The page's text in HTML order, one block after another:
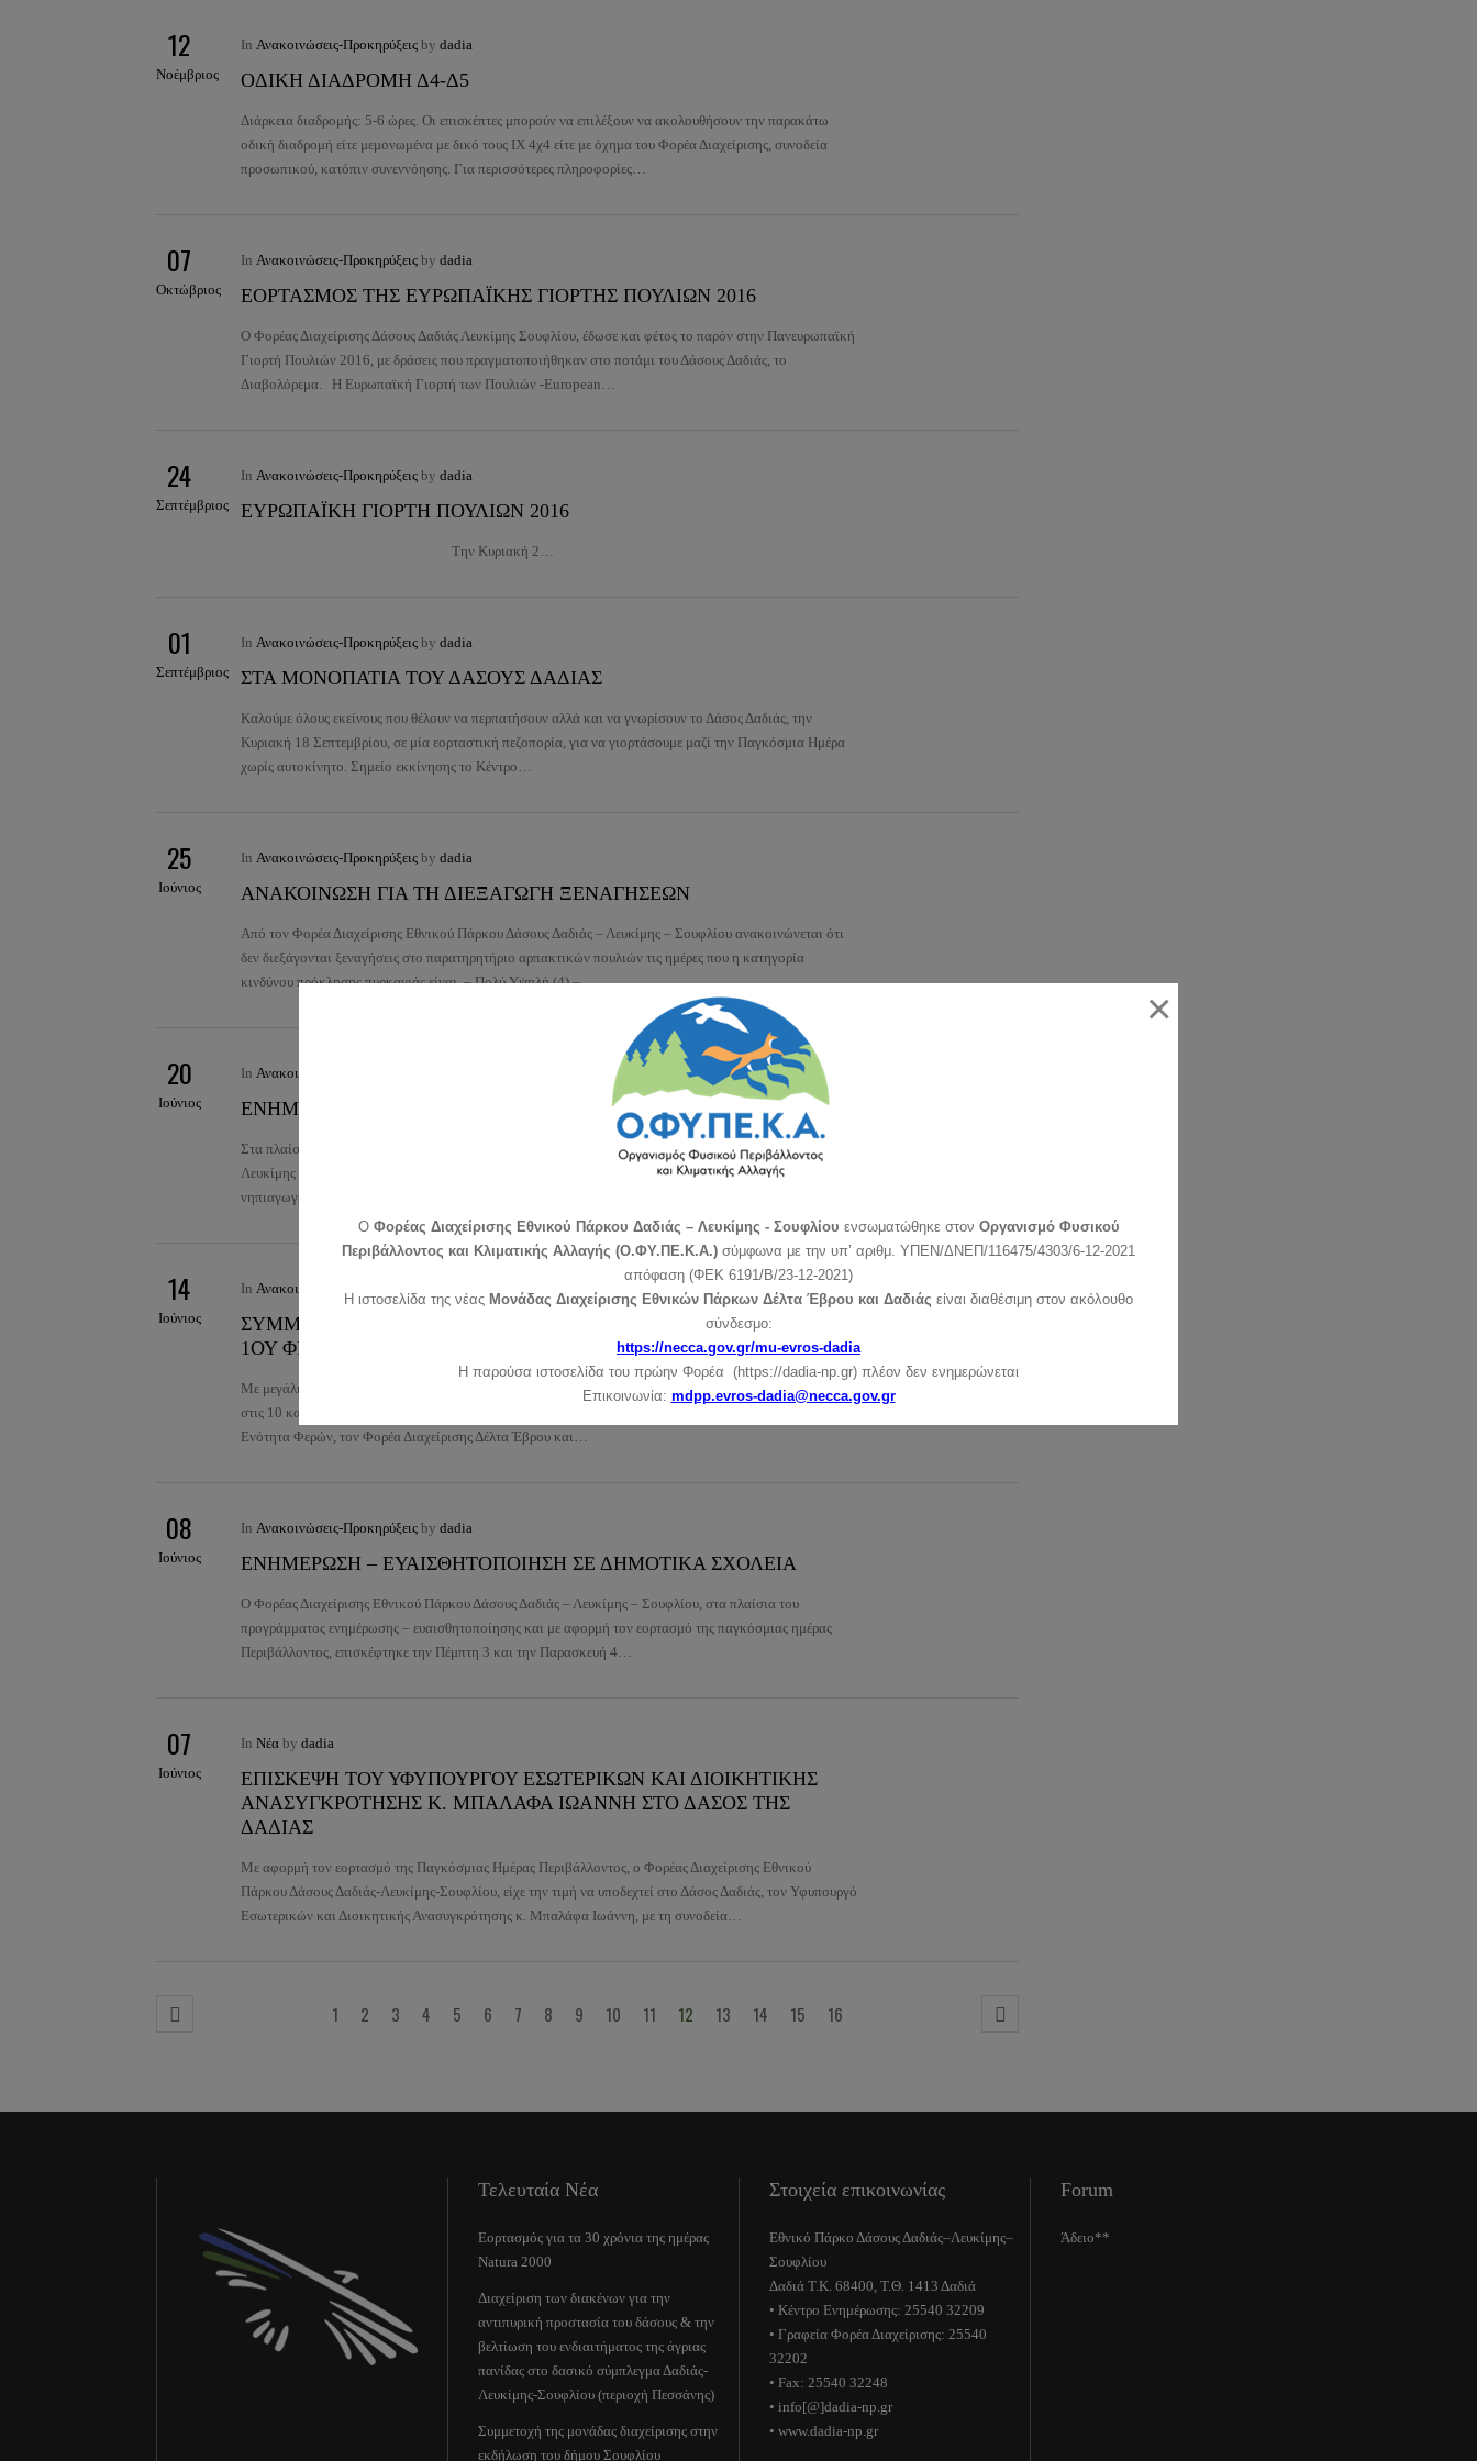
12
Νοέμβριος
InΑνακοινώσεις-Προκηρύξεις bydadia
ΟΔΙΚΗ ΔΙΑΔΡΟΜΗ Δ4-Δ5
Διάρκεια διαδρομής: 5-6 ώρες. Οι επισκέπτες μπορούν να επιλέξουν να ακολουθήσουν την παρακάτω
οδική διαδρομή είτε μεμονωμένα με δικό τους ΙΧ 4χ4 είτε με όχημα του Φορέα Διαχείρισης, συνοδεία
προσωπικού, κατόπιν συνεννόησης. Για περισσότερες πληροφορίες…
07
Οκτώβριος
InΑνακοινώσεις-Προκηρύξεις bydadia
ΕΟΡΤΑΣΜΟΣ ΤΗΣ ΕΥΡΩΠΑΪΚΗΣ ΓΙΟΡΤΗΣ ΠΟΥΛΙΩΝ 2016
Ο Φορέας Διαχείρισης Δάσους Δαδιάς Λευκίμης Σουφλίου, έδωσε και φέτος το παρόν στην Πανευρωπαϊκή
Γιορτή Πουλιών 2016, με δράσεις που πραγματοποιήθηκαν στο ποτάμι του Δάσους Δαδιάς, το
Διαβολόρεμα. Η Ευρωπαϊκή Γιορτή των Πουλιών -European…
24
Σεπτέμβριος
InΑνακοινώσεις-Προκηρύξεις bydadia
ΕΥΡΩΠΑΪΚΗ ΓΙΟΡΤΗ ΠΟΥΛΙΩΝ 2016
Την Κυριακή 2…
01
Σεπτέμβριος
InΑνακοινώσεις-Προκηρύξεις bydadia
ΣΤΑ ΜΟΝΟΠΑΤΙΑ ΤΟΥ ΔΑΣΟΥΣ ΔΑΔΙΑΣ
Καλούμε όλους εκείνους που θέλουν να περπατήσουν αλλά και να γνωρίσουν το Δάσος Δαδιάς, την
Κυριακή 18 Σεπτεμβρίου, σε μία εορταστική πεζοπορία, για να γιορτάσουμε μαζί την Παγκόσμια Ημέρα
χωρίς αυτοκίνητο. Σημείο εκκίνησης το Κέντρο…
25
Ιούνιος
InΑνακοινώσεις-Προκηρύξεις bydadia
ΑΝΑΚΟΙΝΩΣΗ ΓΙΑ ΤΗ ΔΙΕΞΑΓΩΓΗ ΞΕΝΑΓΗΣΕΩΝ
Από τον Φορέα Διαχείρισης Εθνικού Πάρκου Δάσους Δαδιάς – Λευκίμης – Σουφλίου ανακοινώνεται ότι
δεν διεξάγονται ξεναγήσεις στο παρατηρητήριο αρπακτικών πουλιών τις ημέρες που η κατηγορία
κινδύνου πρόκλησης πυρκαγιάς είναι – Πολύ Υψηλή (4) –…
20
Ιούνιος
InΑνακοινώσεις-Προκηρύξεις
ΕΝΗΜΕΡΩΣΗ – ΕΥΑΙΣΘΗΤΟΠΟΙΗΣΗ ΣΕ ΣΧΟΛΙΚΕΣ ΜΟΝΑΔΕΣ
Στα πλαίσια των επισκέψεων που πραγματοποιεί ο Φορέας Διαχείρισης Εθνικού Πάρκου Δάσους Δαδιάς
Λευκίμης Σουφλίου σε σχολικές μονάδες της περιοχής, την Δευτέρα 13/6/2016 επισκέφτηκε το 20ο
νηπιαγωγείο Αλεξανδρούπολης όπου και υλοποίησε περιβαλλοντικό εκπαιδευτικό πρόγραμμα σχετικό…
14
Ιούνιος
InΑνακοινώσεις-Προκηρύξεις
ΣΥΜΜΕΤΟΧΗ ΤΟΥ ΦΟΡΕΑ ΔΙΑΧΕΙΡΙΣΗΣ ΣΤΙΣ ΕΚΔΗΛΩΣΕΙΣ ΤΟΥ
1ΟΥ ΦΕΣΤΙΒΑΛ ΠΕΛΑΡΓΩΝ
Με μεγάλη επιτυχία ολοκληρώθηκαν οι εκδηλώσεις του 1ου Φεστιβάλ Πελαργών που πραγματοποιήθηκε
στις 10 και 11 Ιουνίου στον Πόρο Έβρου και διοργανώθηκε από τον Δήμο Αλεξανδρούπολης, Δημοτική
Ενότητα Φερών, τον Φορέα Διαχείρισης Δέλτα Έβρου και…
08
Ιούνιος
InΑνακοινώσεις-Προκηρύξεις bydadia
ΕΝΗΜΕΡΩΣΗ – ΕΥΑΙΣΘΗΤΟΠΟΙΗΣΗ ΣΕ ΔΗΜΟΤΙΚΑ ΣΧΟΛΕΙΑ
Ο Φορέας Διαχείρισης Εθνικού Πάρκου Δάσους Δαδιάς – Λευκίμης – Σουφλίου, στα πλαίσια του
προγράμματος ενημέρωσης – ευαισθητοποίησης και με αφορμή τον εορτασμό της παγκόσμιας ημέρας
Περιβάλλοντος, επισκέφτηκε την Πέμπτη 3 και την Παρασκευή 4…
07
Ιούνιος
InΝέα bydadia
ΕΠΙΣΚΕΨΗ ΤΟΥ ΥΦΥΠΟΥΡΓΟΥ ΕΣΩΤΕΡΙΚΩΝ ΚΑΙ ΔΙΟΙΚΗΤΙΚΗΣ
ΑΝΑΣΥΓΚΡΟΤΗΣΗΣ Κ. ΜΠΑΛΑΦΑ ΙΩΑΝΝΗ ΣΤΟ ΔΑΣΟΣ ΤΗΣ
ΔΑΔΙΑΣ
Με αφορμή τον εορτασμό της Παγκόσμιας Ημέρας Περιβάλλοντος, ο Φορέας Διαχείρισης Εθνικού
Πάρκου Δάσους Δαδιάς-Λευκίμης-Σουφλίου, είχε την τιμή να υποδεχτεί στο Δάσος Δαδιάς, τον Υφυπουργό
Εσωτερικών και Διοικητικής Ανασυγκρότησης κ. Μπαλάφα Ιωάννη, με τη συνοδεία…
1 2 3 4 5 6 7 8 9 10 11 12 13 14 15 16
Τελευταία Νέα
Εορτασμός για τα 30 χρόνια της ημέρας
Natura 2000
Διαχείριση των διακένων για την
αντιπυρική προστασία του δάσους & την
βελτίωση του ενδιαιτήματος της άγριας
πανίδας στο δασικό σύμπλεγμα Δαδιάς-
Λευκίμης-Σουφλίου (περιοχή Πεσσάνης)
Συμμετοχή της μονάδας διαχείρισης στην
εκδήλωση του δήμου Σουφλίου
Στοιχεία επικοινωνίας
Εθνικό Πάρκο Δάσους Δαδιάς–Λευκίμης–
Σουφλίου
Δαδιά Τ.Κ. 68400, Τ.Θ. 1413 Δαδιά
• Κέντρο Ενημέρωσης: 25540 32209
• Γραφεία Φορέα Διαχείρισης: 25540
32202
• Fax: 25540 32248
• info[@]dadia-np.gr
• www.dadia-np.gr
Forum
Άδειο**
×
O Φορέας Διαχείρισης Εθνικού Πάρκου Δαδιάς – Λευκίμης - Σουφλίου ενσωματώθηκε στον Οργανισμό Φυσικού
Περιβάλλοντος και Κλιματικής Αλλαγής (Ο.ΦΥ.ΠΕ.Κ.Α.) σύμφωνα με την υπ’ αριθμ. ΥΠΕΝ/ΔΝΕΠ/116475/4303/6-12-2021
απόφαση (ΦΕΚ 6191/Β/23-12-2021)
Η ιστοσελίδα της νέας Μονάδας Διαχείρισης Εθνικών Πάρκων Δέλτα Έβρου και Δαδιάς είναι διαθέσιμη στον ακόλουθο
σύνδεσμο:
https://necca.gov.gr/mu-evros-dadia
Η παρούσα ιστοσελίδα του πρώην Φορέα (https://dadia-np.gr) πλέον δεν ενημερώνεται
Επικοινωνία: mdpp.evros-dadia@necca.gov.gr